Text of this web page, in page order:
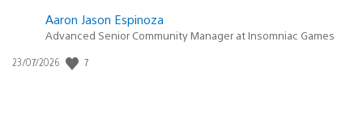
Aaron Jason Espinoza
Advanced Senior Community Manager at Insomniac Games
Fecha
23/07/2026 7